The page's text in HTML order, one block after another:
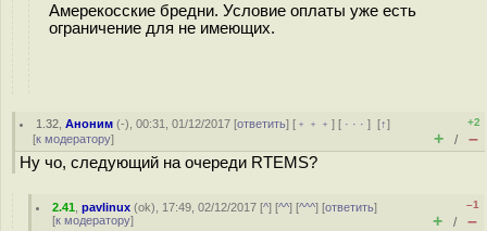
Амерекосские бредни. Условие оплаты уже есть
ограничение для не имеющих.
1.32 ,Аноним (-), 00:31, 01/12/2017 [ответить] [ ﹢﹢﹢] [ · · ·][↑]
[к модератору]
+2
+ / –
Ну чо, следующий на очереди RTEMS?
2.41 ,pavlinux (ok), 17:49, 02/12/2017 [^] [^^] [^^^] [ответить]
[к модератору]
–1
+ / –